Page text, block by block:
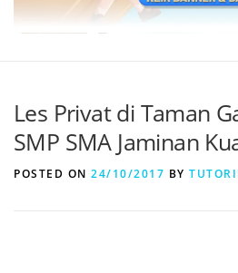
Les Privat di Taman
SMP SMA Jaminan
POSTED ON 24/10/2017 BY